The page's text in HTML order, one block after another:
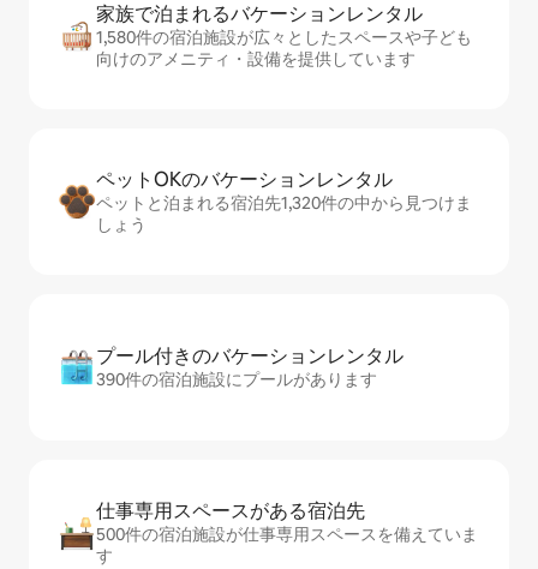
家族で泊まれるバ⁠ケ⁠ー⁠シ⁠ョ⁠ンレ⁠ン⁠タ⁠ル
1,580件の宿泊施設が広々としたスペースや子ども
向けのアメニティ・設備を提供しています
ペットOKのバ⁠ケ⁠ー⁠シ⁠ョ⁠ンレ⁠ン⁠タ⁠ル
ペットと泊まれる宿泊先1,320件の中から見つけま
しょう
プール付きのバ⁠ケ⁠ー⁠シ⁠ョ⁠ンレ⁠ン⁠タ⁠ル
390件の宿泊施設にプールがあります
仕事専用ス⁠ペ⁠ー⁠スがあ⁠る宿⁠泊⁠先
500件の宿泊施設が仕事専用スペースを備えていま
す